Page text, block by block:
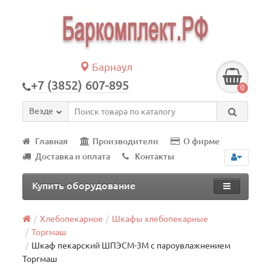
Барнаул
+7 (3852) 607-895 0
Везде
Главная Производители
О фирме
Доставка и оплата
Контакты
Купить оборудование
Хлебопекарное
Шкафы хлебопекарные
Торгмаш
Шкаф пекарский ШПЭСМ-3М с пароувлажнением
Торгмаш